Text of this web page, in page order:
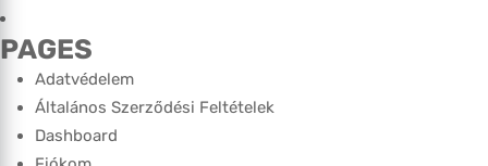
for:
PAGES
Adatvédelem
Általános Szerződési Feltételek
Dashboard